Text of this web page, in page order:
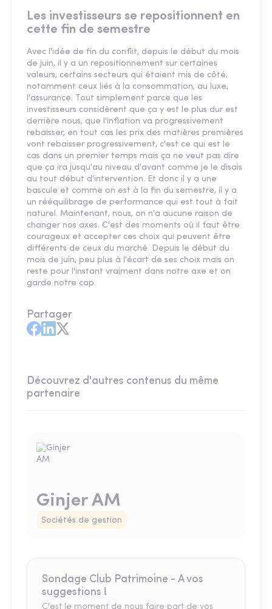
Les investisseurs se repositionnent en
cette fin de semestre
Avec l'idée de fin du conflit, depuis le début du mois
de juin, il y a un repositionnement sur certaines
valeurs, certains secteurs qui étaient mis de côté,
notamment ceux liés à la consommation, au luxe,
l'assurance. Tout simplement parce que les
investisseurs considèrent que ça y est le plus dur est
derrière nous, que l'inflation va progressivement
rebaisser, en tout cas les prix des matières premières
vont rebaisser progressivement, c'est ce qui est le
cas dans un premier temps mais ça ne veut pas dire
que ça ira jusqu'au niveau d'avant comme je le disais
au tout début d'intervention. Et donc il y a une
bascule et comme on est à la fin du semestre, il y a
un rééquilibrage de performance qui est tout à fait
naturel. Maintenant, nous, on n'a aucune raison de
changer nos axes. C'est des moments où il faut être
courageux et accepter ces choix qui peuvent être
différents de ceux du marché. Depuis le début du
mois de juin, peu plus à l'écart de ses choix mais on
reste pour l'instant vraiment dans notre axe et on
garde notre cap.
Partager
Découvrez d'autres contenus du même
partenaire
Ginjer AM
Sociétés de gestion
Sondage Club Patrimoine - A vos
suggestions !
C'est le moment de nous faire part de vos